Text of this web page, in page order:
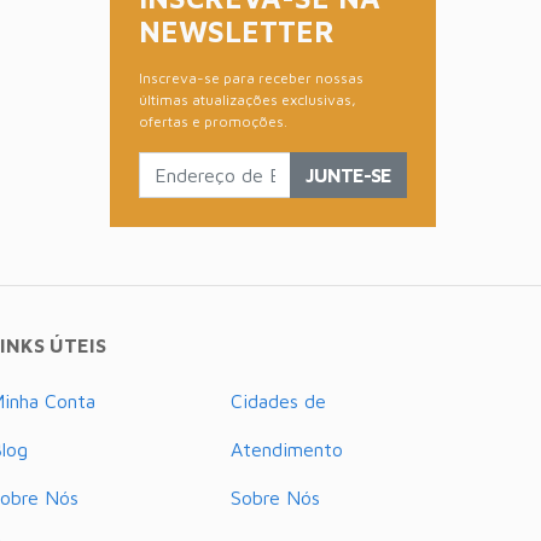
NEWSLETTER
Inscreva-se para receber nossas
últimas atualizações exclusivas,
ofertas e promoções.
JUNTE-SE
ÚTEIS
Conta
Nós
Cidades de
Atendimento
Sobre Nós